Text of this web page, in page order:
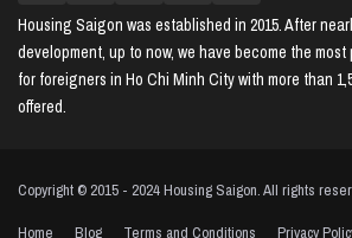
Housing Saigon was established in 2015. After
development, up to now, we have become the
for foreigners in Ho Chi Minh City with more than
offered.
Copyright © 2015 - 2024 Housing Saigon. All rights
Home Blog Terms and Conditions Privacy